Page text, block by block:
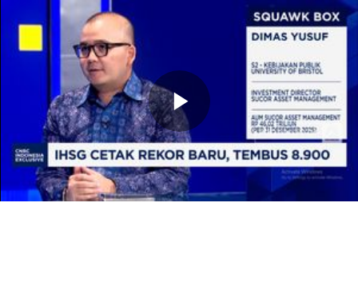
Memutarkan
Video